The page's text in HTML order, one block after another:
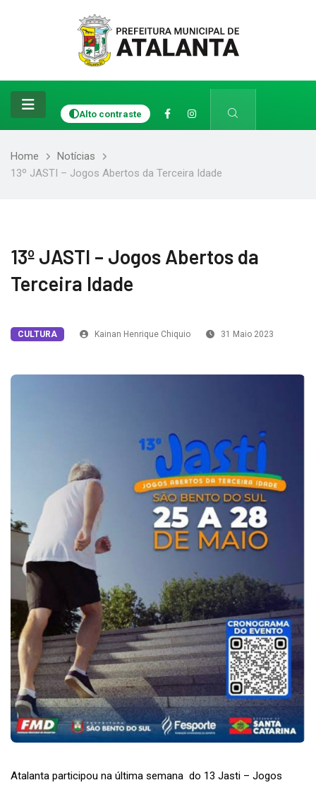
Alto contraste
Home
Notícias
13º JASTI – Jogos Abertos da Terceira Idade
13º JASTI – Jogos Abertos da
Terceira Idade
CULTURA Kainan Henrique Chiquio 31 Maio 2023
Atalanta participou na última semana do 13 Jasti – Jogos